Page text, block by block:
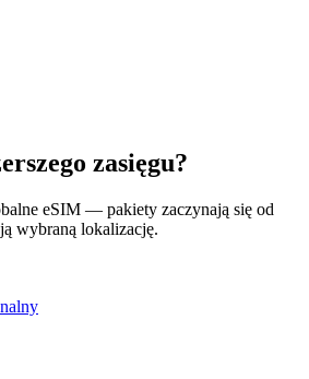
zasięgu?
eSIM — pakiety zaczynają się od
wybraną lokalizację.